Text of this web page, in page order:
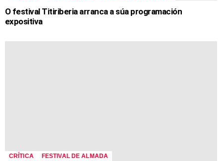
O festival Titiriberia arranca a súa programación
expositiva
CRÍTICA FESTIVAL DE ALMADA